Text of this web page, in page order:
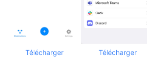
Télécharger Télécharger